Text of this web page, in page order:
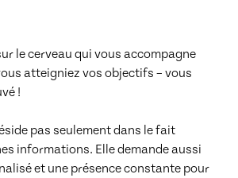
le cerveau qui vous accompagne
atteigniez vos objectifs – vous
!
pas seulement dans le fait
informations. Elle demande aussi
et une présence constante pour